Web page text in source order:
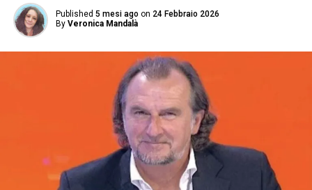
Published 5 mesi ago on 24 Febbraio 2026
By Veronica Mandalà